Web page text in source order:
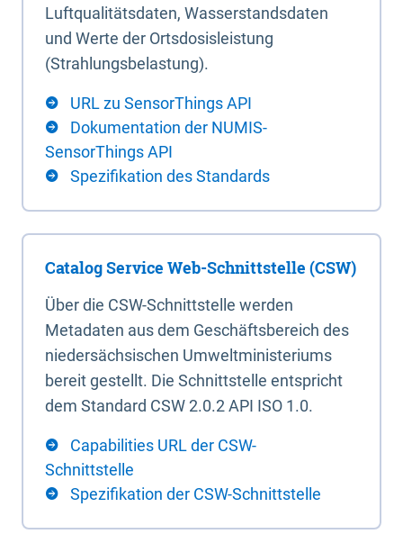
Luftqualitätsdaten, Wasserstandsdaten
und Werte der Ortsdosisleistung
(Strahlungsbelastung).
URL zu SensorThings API
Dokumentation der NUMIS-
SensorThings API
Spezifikation des Standards
Catalog Service Web-Schnittstelle (CSW)
Über die CSW-Schnittstelle werden
Metadaten aus dem Geschäftsbereich des
niedersächsischen Umweltministeriums
bereit gestellt. Die Schnittstelle entspricht
dem Standard CSW 2.0.2 API ISO 1.0.
Capabilities URL der CSW-
Schnittstelle
Spezifikation der CSW-Schnittstelle